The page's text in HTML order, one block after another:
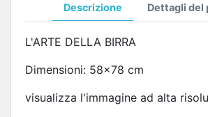
Descrizione Dettagli del
L'ARTE DELLA BIRRA
Dimensioni: 58x78 cm
visualizza l'immagine ad alta